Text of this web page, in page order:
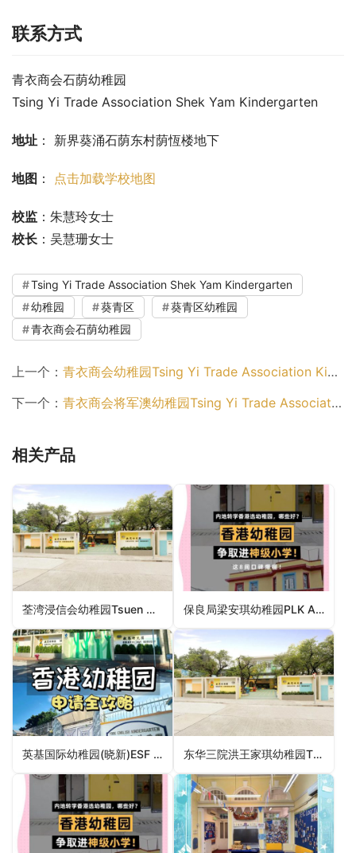
联系方式
青衣商会石荫幼稚园
Tsing Yi Trade Association Shek Yam Kindergarten
地址 ： 新界葵涌石荫东村荫恆楼地下
地图 ： 点击加载学校地图
校监 ：朱慧玲女士
校长 ：吴慧珊女士
Tsing Yi Trade Association Shek Yam Kindergarten
幼稚园
葵青区
葵青区幼稚园
青衣商会石荫幼稚园
上一个： 青衣商会幼稚园Tsing Yi Trade Association Kindergarten（葵青区幼稚园）
下一个： 青衣商会将军澳幼稚园Tsing Yi Trade Association Tseung Kwan O Kindergarten（西贡区幼稚园）
相关产品
荃湾浸信会幼稚园Tsuen Wan Baptist Church Kindergarten（荃湾区幼稚园） 保良局梁安琪幼稚园PLK Angela Leong On Kei Kindergarten（深水埗区幼稚园）
英基国际幼稚园(晓新)ESF International Kindergarten (Hillside)（湾仔区幼稚园） 东华三院洪王家琪幼稚园TWGHs Hung Wong Kar Gee Kindergarten（大埔区幼稚园）